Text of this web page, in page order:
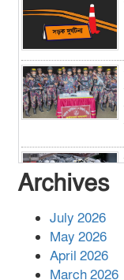
Archives
July 2026
May 2026
April 2026
March 2026